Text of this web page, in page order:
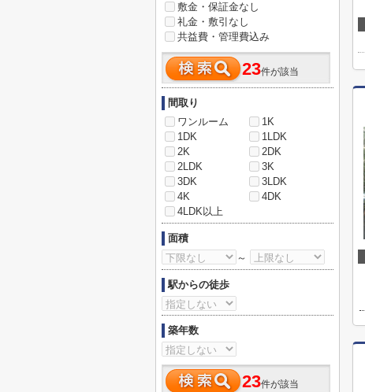
敷金・保証金なし
礼金・敷引なし
共益費・管理費込み
23件が該当
間取り
ワンルーム
1K
1DK
1LDK
2K
2DK
2LDK
3K
3DK
3LDK
4K
4DK
4LDK以上
面積
～
駅からの徒歩
築年数
23件が該当